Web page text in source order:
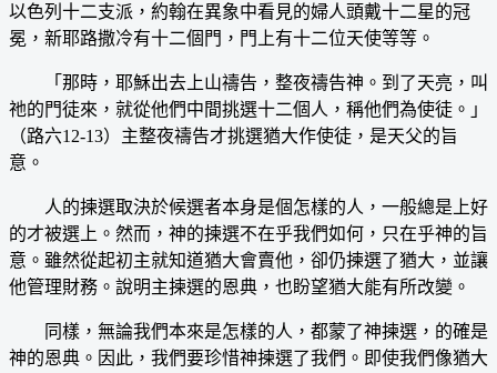
以色列十二支派，約翰在異象中看見的婦人頭戴十二星的冠
冕，新耶路撒冷有十二個門，門上有十二位天使等等。
「那時，耶穌出去上山禱告，整夜禱告神。到了天亮，叫
祂的門徒來，就從他們中間挑選十二個人，稱他們為使徒。」
（路六12-13）主整夜禱告才挑選猶大作使徒，是天父的旨
意。
人的揀選取決於候選者本身是個怎樣的人，一般總是上好
的才被選上。然而，神的揀選不在乎我們如何，只在乎神的旨
意。雖然從起初主就知道猶大會賣他，卻仍揀選了猶大，並讓
他管理財務。說明主揀選的恩典，也盼望猶大能有所改變。
同樣，無論我們本來是怎樣的人，都蒙了神揀選，的確是
神的恩典。因此，我們要珍惜神揀選了我們。即使我們像猶大